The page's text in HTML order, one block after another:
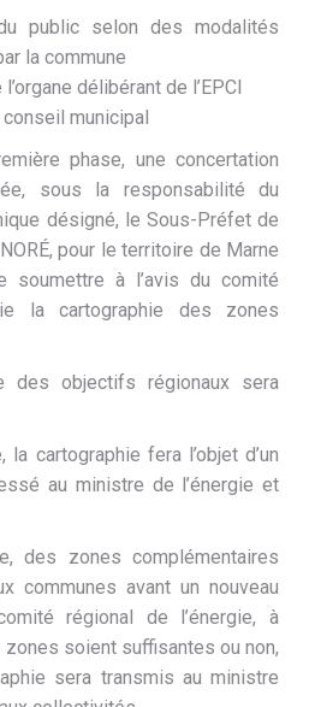
public selon des modalités
la commune
délibérant de l’EPCI
municipal
phase, une concertation
sous la responsabilité du
désigné, le Sous-Préfet de
pour le territoire de Marne
soumettre à l’avis du comité
la cartographie des zones
des objectifs régionaux sera
cartographie fera l’objet d’un
au ministre de l’énergie et
des zones complémentaires
communes avant un nouveau
régional de l’énergie, à
zones soient suffisantes ou non,
sera transmis au ministre